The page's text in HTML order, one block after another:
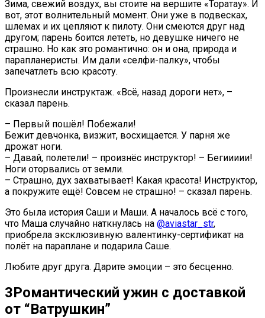
Зима, свежий воздух, вы стоите на вершите «Торатау». И
вот, этот волнительный момент. Они уже в подвесках,
шлемах и их цепляют к пилоту. Они смеются друг над
другом; парень боится лететь, но девушке ничего не
страшно. Но как это романтично: он и она, природа и
парапланеристы. Им дали «селфи-палку», чтобы
запечатлеть всю красоту.
Произнесли инструктаж. «Всё, назад дороги нет», –
сказал парень.
– Первый пошёл! Побежали!
Бежит девчонка, визжит, восхищается. У парня же
дрожат ноги.
– Давай, полетели! – произнёс инструктор! – Бегиииии!
Ноги оторвались от земли.
– Страшно, дух захватывает! Какая красота! Инструктор,
а покружите ещё! Совсем не страшно! – сказал парень.
Это была история Саши и Маши. А началось всё с того,
что Маша случайно наткнулась на @aviastar_str,
приобрела эксклюзивную валентинку-сертификат на
полёт на параплане и подарила Саше.
Любите друг друга. Дарите эмоции – это бесценно.
3Романтический ужин с доставкой
от “Ватрушкин”